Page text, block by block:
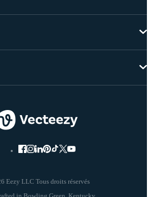
Eezy LLC Tous droits réservés